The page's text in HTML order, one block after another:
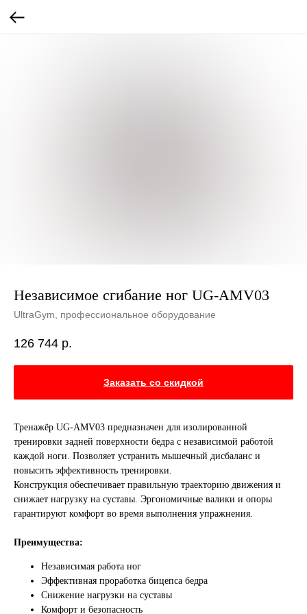
Независимое сгибание ног UG-AMV03
UltraGym, профессиональное оборудование
126 744 р.
Заказать со скидкой
Тренажёр UG-AMV03 предназначен для изолированной
тренировки задней поверхности бедра с независимой работой
каждой ноги. Позволяет устранить мышечный дисбаланс и
повысить эффективность тренировки.
Конструкция обеспечивает правильную траекторию движения и
снижает нагрузку на суставы. Эргономичные валики и опоры
гарантируют комфорт во время выполнения упражнения.
Преимущества:
Независимая работа ног
Эффективная проработка бицепса бедра
Снижение нагрузки на суставы
Комфорт и безопасность